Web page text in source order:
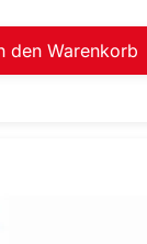
den Warenkorb